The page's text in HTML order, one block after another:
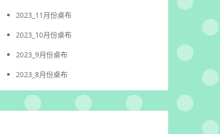
2023_11月份桌布
2023_10月份桌布
2023_9月份桌布
2023_8月份桌布